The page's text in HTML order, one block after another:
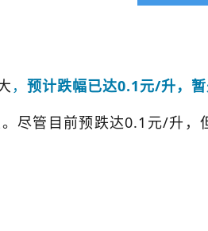
， 预计跌幅已达0.1元/升，
尽管目前预跌达0.1元/升，